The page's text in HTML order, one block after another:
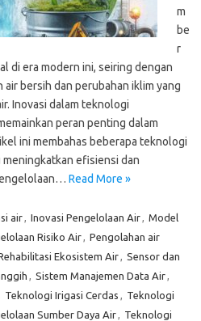
m
be
r
di era modern ini, seiring dengan
bersih dan perubahan iklim yang
Inovasi dalam teknologi
peran penting dalam
ini membahas beberapa teknologi
efisiensi dan
Read More »
air, Inovasi Pengelolaan Air, Model
Risiko Air, Pengolahan air
Ekosistem Air, Sensor dan
, Sistem Manajemen Data Air,
Teknologi Irigasi Cerdas , Teknologi
Sumber Daya Air, Teknologi